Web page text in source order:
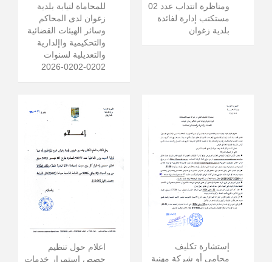
ومناظرة انتداب عدد 02
مستكتب إدارة لفائدة
بلدية زغوان
للمحاماة لنيابة بلدية
زغوان لدى المحاكم
وسائر الهيئات القضائية
والتحكيمية واإلدارية
والتعديلية لسنوات
0202-0202-2026
إستشارة تكليف
محامي أو شركة مهنية
اعلام حول تنظيم
حصص استمرار خدمات